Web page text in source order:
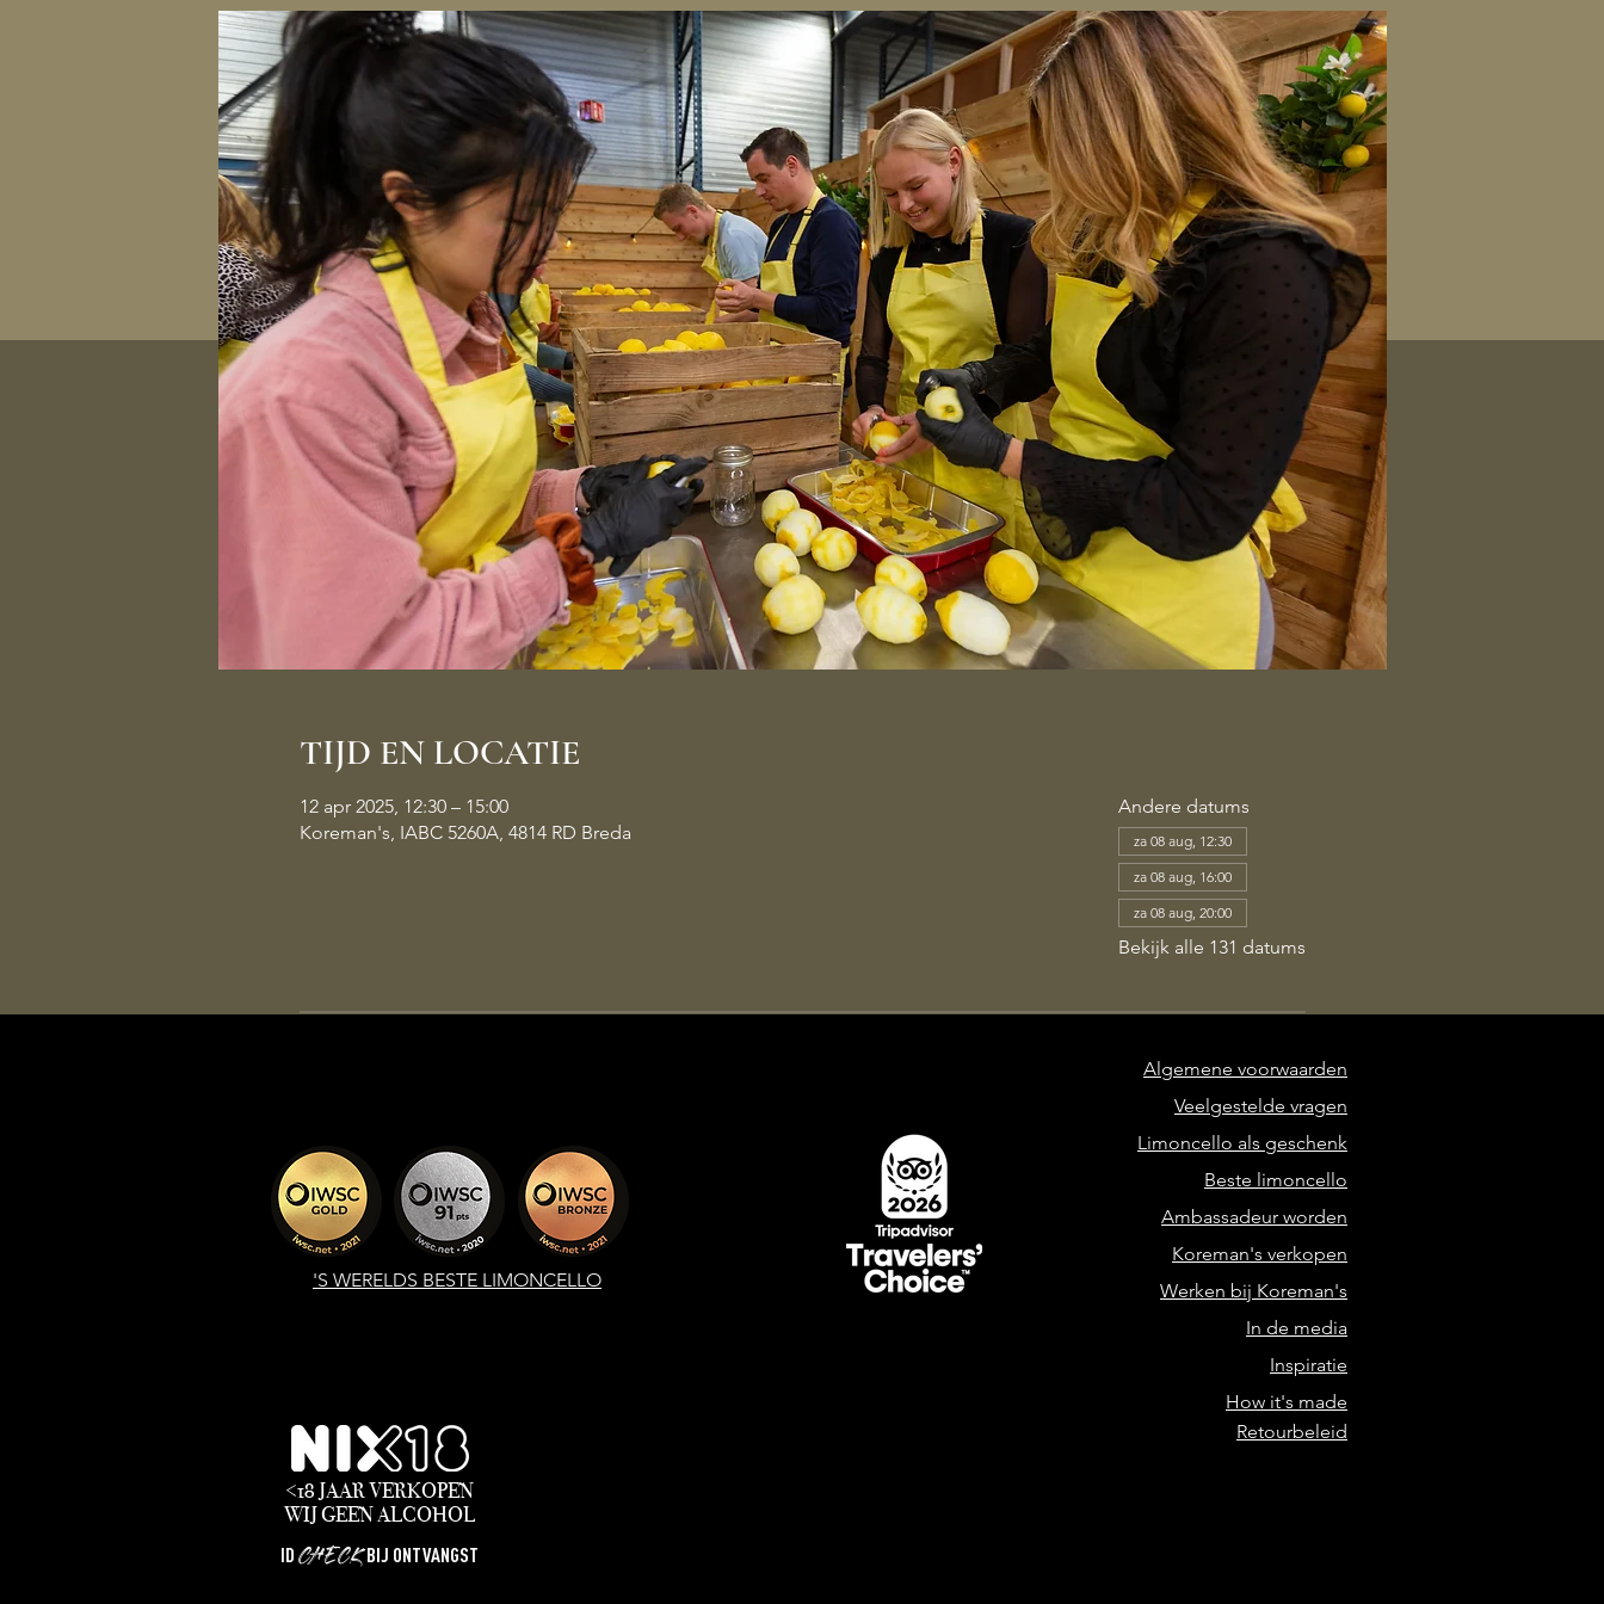
TIJD EN LOCATIE
12 apr 2025, 12:30 – 15:00
Koreman's, IABC 5260A, 4814 RD Breda
Andere datums
za 08 aug, 12:30
za 08 aug, 16:00
za 08 aug, 20:00
Bekijk alle 131 datums
'S WERELDS BESTE LIMONCELLO
<18 JAAR VERKOPEN
WIJGEENALCOHOL
ID CHECKBIJ ONTVANGST
Algemene voorwaarden
Veelgestelde vragen
Limoncello als geschenk
Beste limoncello
Ambassadeur worden
Koreman's verkopen
Werken bij Koreman's
In de media
Inspiratie
How it's made
Retourbeleid